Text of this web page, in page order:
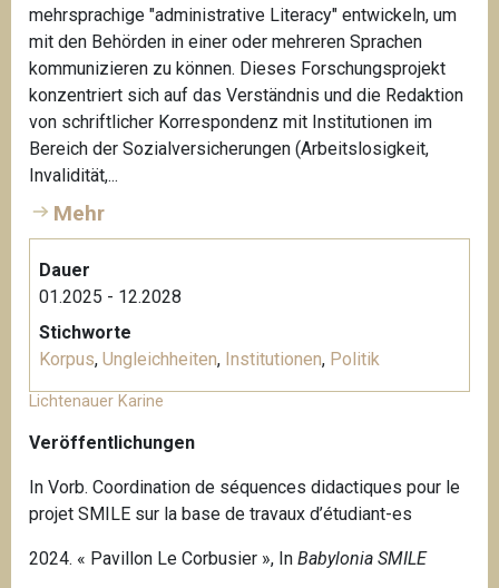
mehrsprachige "administrative Literacy" entwickeln, um
mit den Behörden in einer oder mehreren Sprachen
kommunizieren zu können. Dieses Forschungsprojekt
konzentriert sich auf das Verständnis und die Redaktion
von schriftlicher Korrespondenz mit Institutionen im
Bereich der Sozialversicherungen (Arbeitslosigkeit,
Invalidität,...
Mehr
Dauer
01.2025 - 12.2028
Stichworte
Korpus, Ungleichheiten, Institutionen, Politik
Lichtenauer Karine
Veröffentlichungen
In Vorb. Coordination de séquences didactiques pour le
projet SMILE sur la base de travaux d’étudiant-es
2024. « Pavillon Le Corbusier », In Babylonia SMILE